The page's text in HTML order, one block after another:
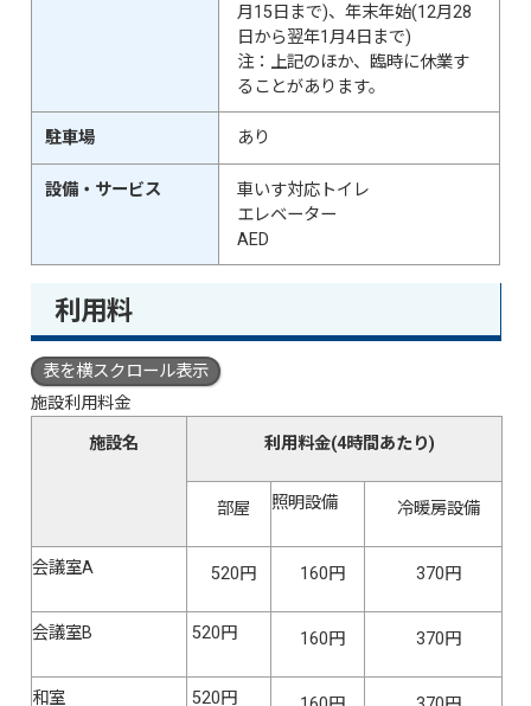
月15日まで)、年末年始(12月28
日から翌年1月4日まで)
注：上記のほか、臨時に休業す
ることがあります。
駐車場 あり
設備・サービス
車いす対応トイレ
エレベーター
AED
利用料
表を横スクロール表示
施設利用料金
施設名
利用料金(4時間あたり)
部屋 照明設備 冷暖房設備
会議室A 520円 160円 370円
会議室B 520円 160円 370円
和室 520円